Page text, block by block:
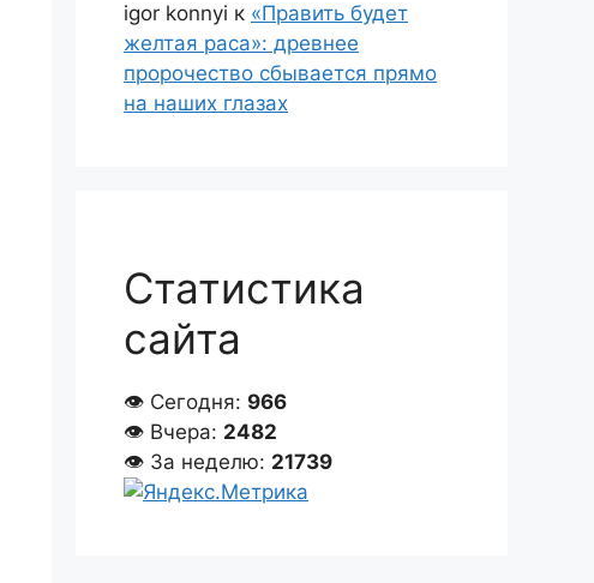
igor konnyi к «Править будет
желтая раса»: древнее
пророчество сбывается прямо
на наших глазах
Статистика
сайта
👁 Сегодня: 966
👁 Вчера: 2482
👁 За неделю: 21739